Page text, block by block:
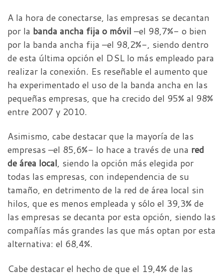
A la hora de conectarse, las empresas se decantan
por la banda ancha fija o móvil –el 98,7%- o bien
por la banda ancha fija –el 98,2%-, siendo dentro
de esta última opción el DSL lo más empleado para
realizar la conexión. Es reseñable el aumento que
ha experimentado el uso de la banda ancha en las
pequeñas empresas, que ha crecido del 95% al 98%
entre 2007 y 2010.
Asimismo, cabe destacar que la mayoría de las
empresas –el 85,6%- lo hace a través de una red
de área local, siendo la opción más elegida por
todas las empresas, con independencia de su
tamaño, en detrimento de la red de área local sin
hilos, que es menos empleada y sólo el 39,3% de
las empresas se decanta por esta opción, siendo las
compañías más grandes las que más optan por esta
alternativa: el 68,4%.
Cabe destacar el hecho de que el 19,4% de las